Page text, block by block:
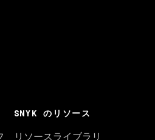
SNYK のリソース
リソースライブラリ